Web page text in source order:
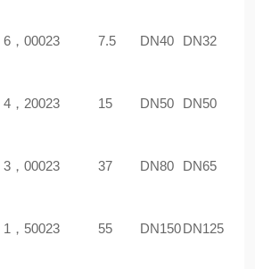
6，00023 7.5 DN40 DN32
4，20023 15 DN50 DN50
3，00023 37 DN80 DN65
1，50023 55 DN150DN125